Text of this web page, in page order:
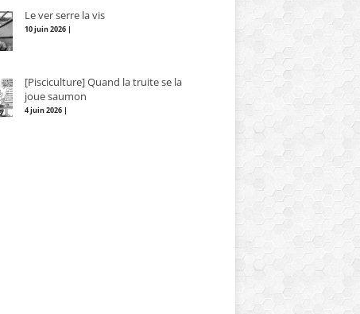
Le ver serre la vis
10 juin 2026 |
[Pisciculture] Quand la truite se la
joue saumon
4 juin 2026 |